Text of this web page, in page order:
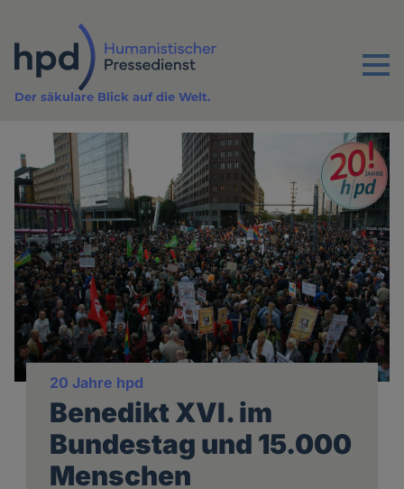
Inhalt
Menu
Der säkulare Blick auf die Welt.
20 Jahre hpd
Benedikt XVI. im
Bundestag und 15.000
Menschen